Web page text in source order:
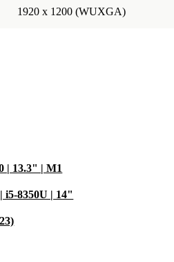
1920 x 1200 (WUXGA)
| 13.3" | M1
i5-8350U | 14"